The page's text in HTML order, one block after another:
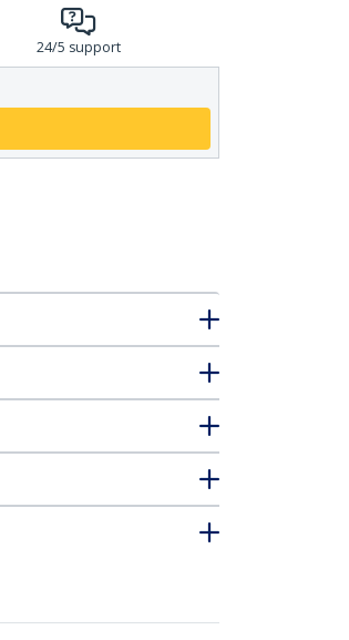
24/5 support